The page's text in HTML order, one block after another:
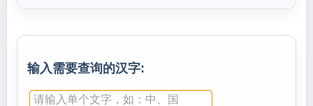
输入需要查询的汉字: